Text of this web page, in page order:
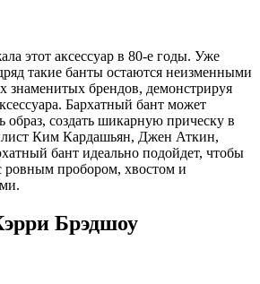
этот аксессуар в 80-е годы. Уже
такие банты остаются неизменными
знаменитых брендов, демонстрируя
Бархатный бант может
образ, создать шикарную прическу в
Ким Кардашьян, Джен Аткин,
бант идеально подойдет, чтобы
ровным пробором, хвостом и
Брэдшоу